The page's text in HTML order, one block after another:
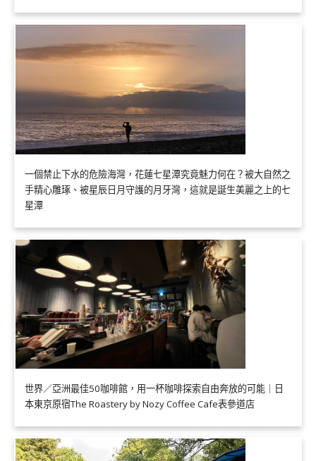
一個禁止下水的危險海灣，花蓮七星潭究竟魅力何在？被大自然之
手精心雕琢、被星辰日月守護的月牙灣，這就是誕生美麗之上的七
星潭
世界／亞洲最佳50咖啡館，用一杯咖啡探索自由奔放的可能｜日
本東京原宿The Roastery by Nozy Coffee Cafe表參道店